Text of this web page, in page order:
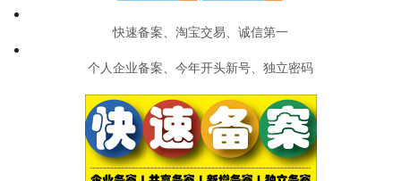
快速备案、淘宝交易、诚信第一
个人企业备案、今年开头新号、独立密码